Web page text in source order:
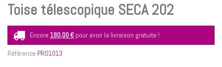
Toise télescopique SECA 202
Encore 180,00 € pour avoir la livraison gratuite !
Référence PRO1013